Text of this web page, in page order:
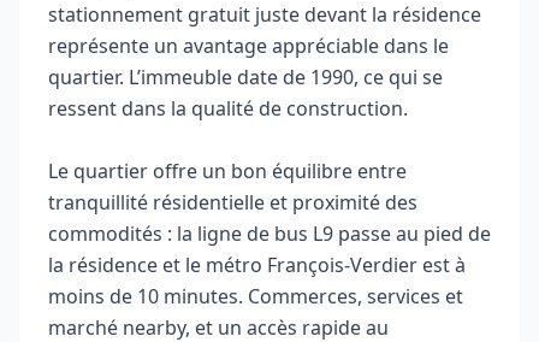
stationnement gratuit juste devant la résidence
représente un avantage appréciable dans le
quartier. L’immeuble date de 1990, ce qui se
ressent dans la qualité de construction.
Le quartier offre un bon équilibre entre
tranquillité résidentielle et proximité des
commodités : la ligne de bus L9 passe au pied de
la résidence et le métro François‑Verdier est à
moins de 10 minutes. Commerces, services et
marché nearby, et un accès rapide au